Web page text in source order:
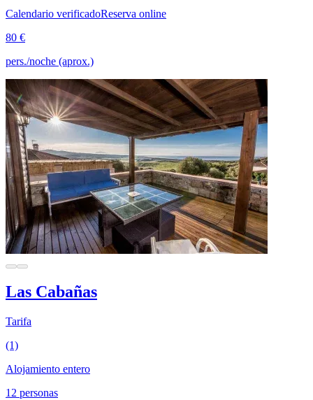
Calendario verificadoReserva online
80 €
pers./noche (aprox.)
Las Cabañas
Tarifa
(1)
Alojamiento entero
12 personas